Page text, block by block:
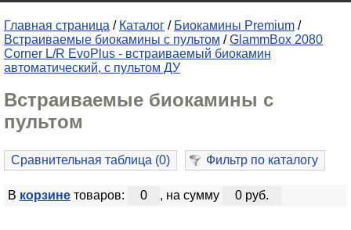
Главная страница / Каталог / Биокамины Premium /
Встраиваемые биокамины с пультом /GlammBox 2080
Corner L/R EvoPlus - встраиваемый биокамин
автоматический, с пультом ДУ
Встраиваемые биокамины с
пультом
Сравнительная таблица (0) Фильтр по каталогу
В корзинетоваров: 0 , на сумму 0 руб.